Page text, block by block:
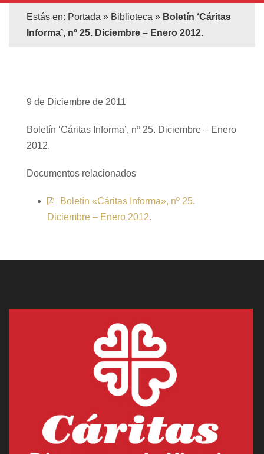
Estás en: Portada » Biblioteca » Boletín ‘Cáritas
Informa’, nº 25. Diciembre – Enero 2012.
9 de Diciembre de 2011
Boletín ‘Cáritas Informa’, nº 25. Diciembre – Enero
2012.
Documentos relacionados
Boletín «Cáritas Informa», nº 25.
Diciembre – Enero 2012.